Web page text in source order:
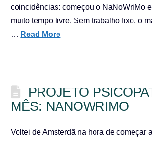
coincidências: começou o NaNoWriMo
muito tempo livre. Sem trabalho fixo, o
… Read More
PROJETO
MÊS: NANOWRIMO
Voltei de Amsterdã na hora de começar